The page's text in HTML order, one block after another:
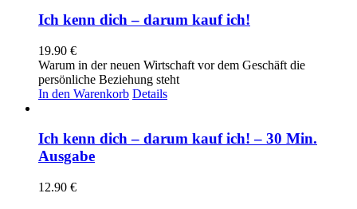
Ich kenn dich – darum kauf ich!
19.90 €
Warum in der neuen Wirtschaft vor dem Geschäft die
persönliche Beziehung steht
In den Warenkorb Details
Ich kenn dich – darum kauf ich! – 30 Min.
Ausgabe
12.90 €